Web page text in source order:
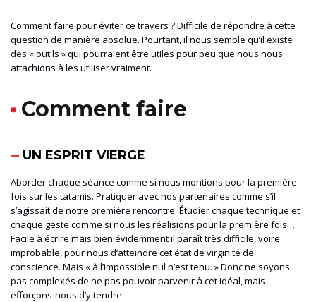
Comment faire pour éviter ce travers ? Difficile de répondre à cette
question de manière absolue. Pourtant, il nous semble qu’il existe
des « outils » qui pourraient être utiles pour peu que nous nous
attachions à les utiliser vraiment.
Comment faire
UN ESPRIT VIERGE
Aborder chaque séance comme si nous montions pour la première
fois sur les tatamis. Pratiquer avec nos partenaires comme s’il
s’agissait de notre première rencontre. Étudier chaque technique et
chaque geste comme si nous les réalisions pour la première fois…
Facile à écrire mais bien évidemment il paraîttrès difficile, voire
improbable, pour nous d’atteindre cet état de virginité de
conscience. Mais « à l’impossible nul n’est tenu. » Donc ne soyons
pas complexés de ne pas pouvoirparvenir à cet idéal , mais
efforçons-nous d’ytendre.